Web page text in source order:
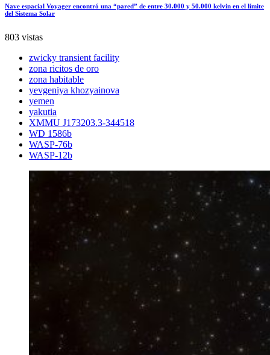
Nave espacial Voyager encontró una “pared” de entre 30.000 y 50.000 kelvin en el límite
del Sistema Solar
803 vistas
zwicky transient facility
zona ricitos de oro
zona habitable
yevgeniya khozyainova
yemen
yakutia
XMMU J173203.3-344518
WD 1586b
WASP-76b
WASP-12b